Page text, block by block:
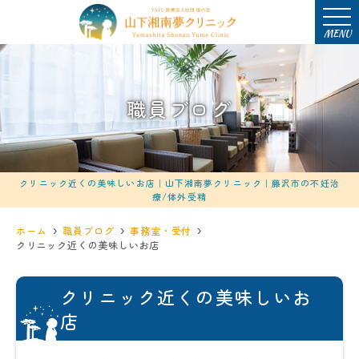
MENU
職員ブログ
クリニック近くの美味しいお店｜山下湘南夢クリニック｜藤沢市の不妊治
療/体外受精
ホーム 職員ブログ
事務室・受付
クリニック近くの美味しいお店
クリニック近くの美味しいお
店